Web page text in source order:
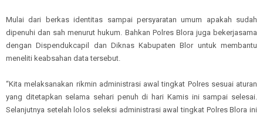
Mulai dari berkas identitas sampai persyaratan umum apakah sudah
dipenuhi dan sah menurut hukum. Bahkan Polres Blora juga bekerjasama
dengan Dispendukcapil dan DiknasKabupaten Bloruntuk membantu
meneliti keabsahan data tersebut.
“Kita melaksanakan rikmin administrasi awal tingkat Polres sesuai aturan
yang ditetapkan selama sehari penuh di hari Kamis ini sampai selesai.
Selanjutnya setelah lolos seleksi administrasi awal tingkat Polres Blora ini